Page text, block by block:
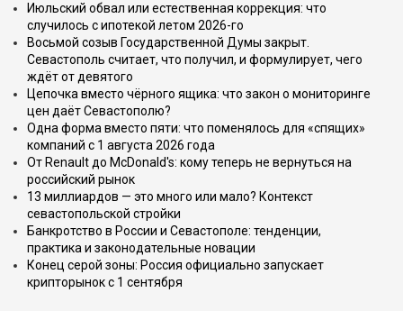
Июльский обвал или естественная коррекция: что
случилось с ипотекой летом 2026-го
Восьмой созыв Государственной Думы закрыт.
Севастополь считает, что получил, и формулирует, чего
ждёт от девятого
Цепочка вместо чёрного ящика: что закон о мониторинге
цен даёт Севастополю?
Одна форма вместо пяти: что поменялось для «спящих»
компаний с 1 августа 2026 года
От Renault до McDonald's: кому теперь не вернуться на
российский рынок
13 миллиардов — это много или мало? Контекст
севастопольской стройки
Банкротство в России и Севастополе: тенденции,
практика и законодательные новации
Конец серой зоны: Россия официально запускает
крипторынок с 1 сентября